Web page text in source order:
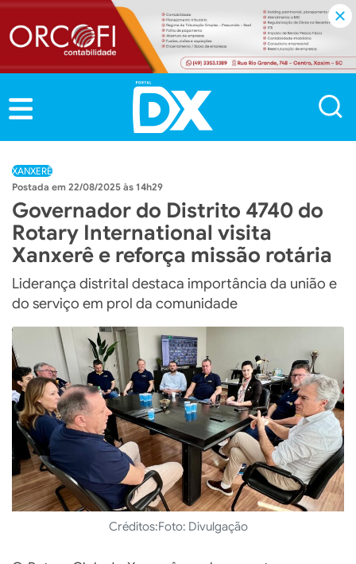
XANXERÊ
22/08/2025 às 14h29
Governador do Distrito 4740 do
Rotary International visita
Xanxerê e reforça missão rotária
Liderança distrital destaca importância da união e
do serviço em prol da comunidade
Créditos:Foto: Divulgação